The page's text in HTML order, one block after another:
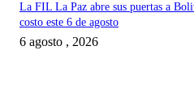
La FIL La Paz abre sus puertas a
costo este 6 de agosto
6 agosto , 2026